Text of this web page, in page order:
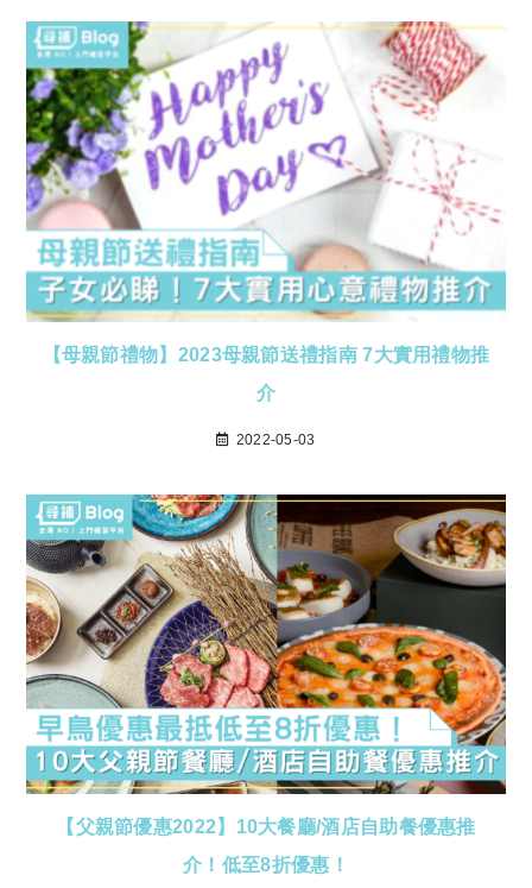
【母親節禮物】2023母親節送禮指南 7大實用禮物推
介
2022-05-03
【父親節優惠2022】10大餐廳/酒店自助餐優惠推
介！低至8折優惠！